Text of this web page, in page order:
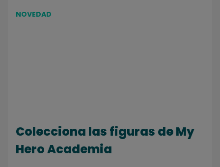
NOVEDAD
Colecciona las figuras de My
Hero Academia